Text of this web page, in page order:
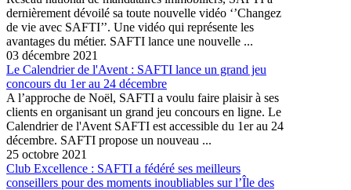
dernièrement dévoilé sa toute nouvelle vidéo ‘’Changez
de vie avec SAFTI’’. Une vidéo qui représente les
avantages du métier. SAFTI lance une nouvelle ...
03 décembre 2021
Le Calendrier de l'Avent : SAFTI lance un grand jeu
concours du 1er au 24 décembre
A l’approche de Noël, SAFTI a voulu faire plaisir à ses
clients en organisant un grand jeu concours en ligne. Le
Calendrier de l'Avent SAFTI est accessible du 1er au 24
décembre. SAFTI propose un nouveau ...
25 octobre 2021
Club Excellence : SAFTI a fédéré ses meilleurs
conseillers pour des moments inoubliables sur l’Île des